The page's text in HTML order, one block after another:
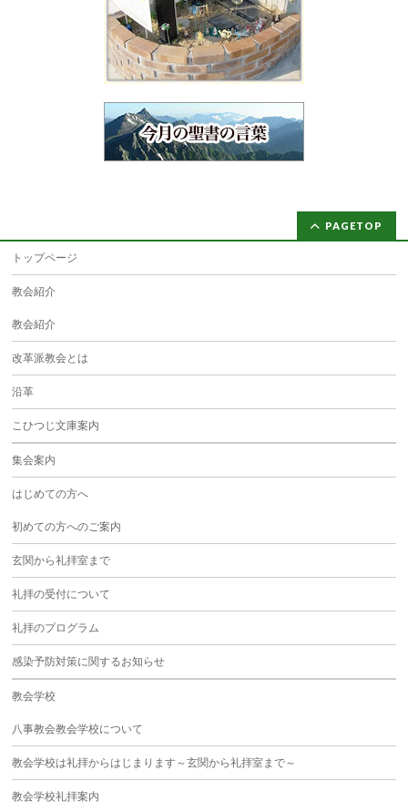
PAGETOP
トップページ
教会紹介
教会紹介
改革派教会とは
沿革
こひつじ文庫案内
集会案内
はじめての方へ
初めての方へのご案内
玄関から礼拝室まで
礼拝の受付について
礼拝のプログラム
感染予防対策に関するお知らせ
教会学校
八事教会教会学校について
教会学校は礼拝からはじまります～玄関から礼拝室まで～
教会学校礼拝案内